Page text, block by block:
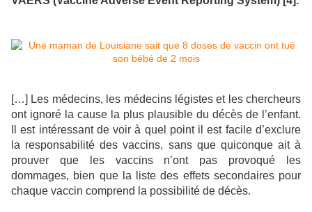
[…] Les médecins, les médecins légistes et les chercheurs
ont ignoré la cause la plus plausible du décès de l’enfant.
Il est intéressant de voir à quel point il est facile d’exclure
la responsabilité des vaccins, sans que quiconque ait à
prouver que les vaccins n’ont pas provoqué les
dommages, bien que la liste des effets secondaires pour
chaque vaccin comprend la possibilité de décès.